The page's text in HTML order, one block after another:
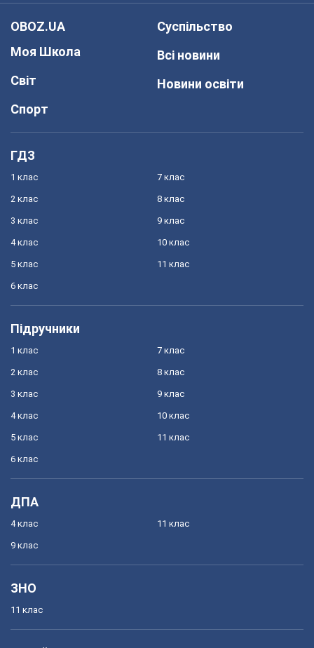
OBOZ.UA
Моя Школа
Світ
Спорт
Суспільство
Всі новини
Новини освіти
ГДЗ
1 клас
2 клас
3 клас
4 клас
5 клас
6 клас
7 клас
8 клас
9 клас
10 клас
11 клас
Підручники
1 клас
2 клас
3 клас
4 клас
5 клас
6 клас
7 клас
8 клас
9 клас
10 клас
11 клас
ДПА
4 клас
9 клас
11 клас
ЗНО
11 клас